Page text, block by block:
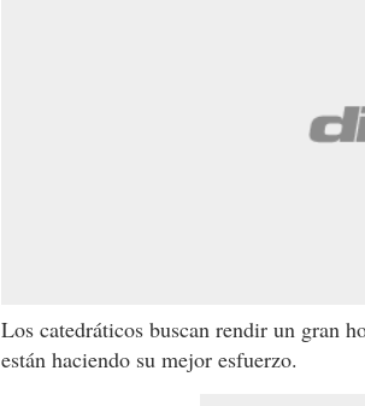
Los catedráticos buscan rendir un gran
están haciendo su mejor esfuerzo.